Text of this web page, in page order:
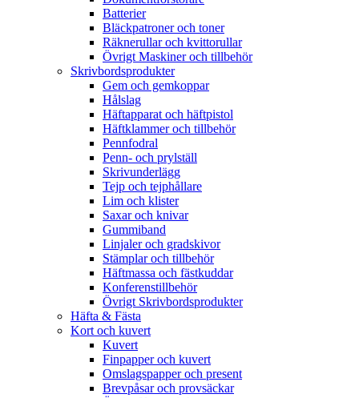
Batterier
Bläckpatroner och toner
Räknerullar och kvittorullar
Övrigt Maskiner och tillbehör
Skrivbordsprodukter
Gem och gemkoppar
Hålslag
Häftapparat och häftpistol
Häftklammer och tillbehör
Pennfodral
Penn- och prylställ
Skrivunderlägg
Tejp och tejphållare
Lim och klister
Saxar och knivar
Gummiband
Linjaler och gradskivor
Stämplar och tillbehör
Häftmassa och fästkuddar
Konferenstillbehör
Övrigt Skrivbordsprodukter
Häfta & Fästa
Kort och kuvert
Kuvert
Finpapper och kuvert
Omslagspapper och present
Brevpåsar och provsäckar